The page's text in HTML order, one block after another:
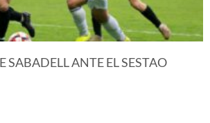
SABADELL ANTE EL SESTAO